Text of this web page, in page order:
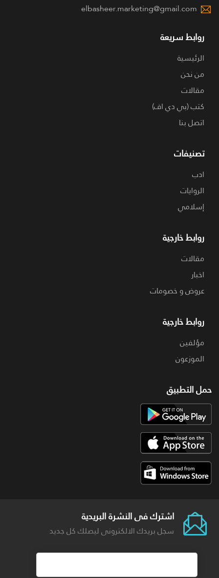
elbasheer.marketing@gmail.com
روابط سريعة
الرئيسية
من نحن
مقالات
كتب (بي دي اف)
اتصل بنا
تصنيفات
ادب
الروايات
إسلامي
روابط خارجية
مقالات
اخبار
عروض و خصومات
روابط خارجية
مؤلفين
الموزعون
حمل التطبيق
اشترك فى النشرة البريدية
سجل بريدك الالكترونى ليصلك كل جديد